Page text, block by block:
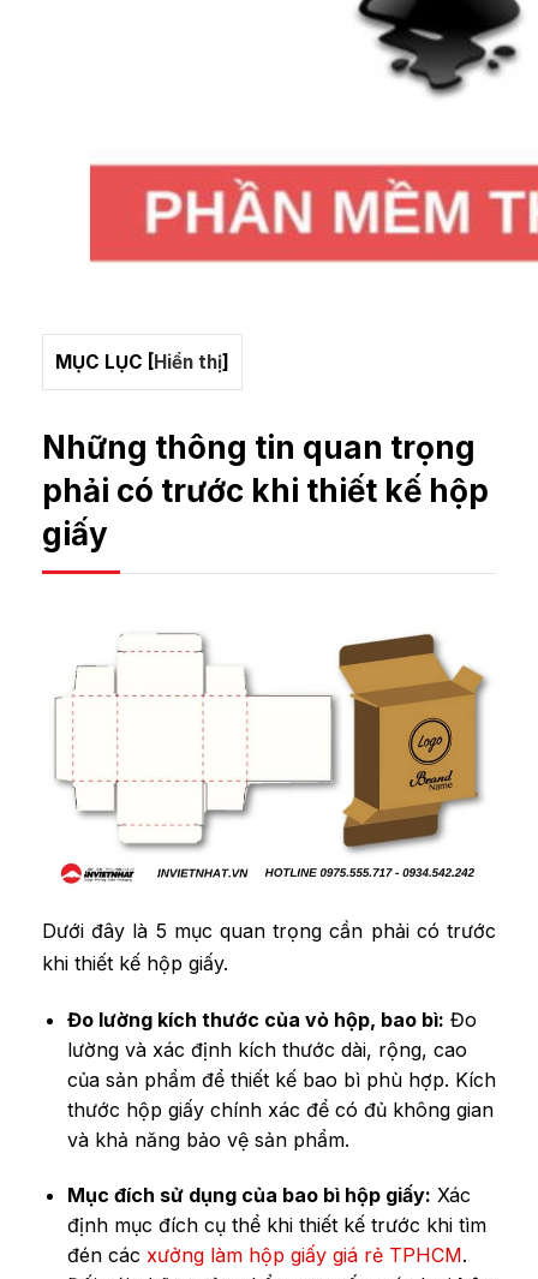
MỤC LỤC [Hiển thị]
Những thông tin quan trọng
phải có trước khi thiết kế hộp
giấy
Dưới đây là 5 mục quan trọng cần phải có trước
khi thiết kế hộp giấy.
Đo lường kích thước của vỏ hộp, bao bì: Đo
lường và xác định kích thước dài, rộng, cao
của sản phẩm để thiết kế bao bì phù hợp. Kích
thước hộp giấy chính xác để có đủ không gian
và khả năng bảo vệ sản phẩm.
Mục đích sử dụng của bao bì hộp giấy: Xác
định mục đích cụ thể khi thiết kế trước khi tìm
đén các xưởng làm hộp giấy giá rẻ TPHCM.